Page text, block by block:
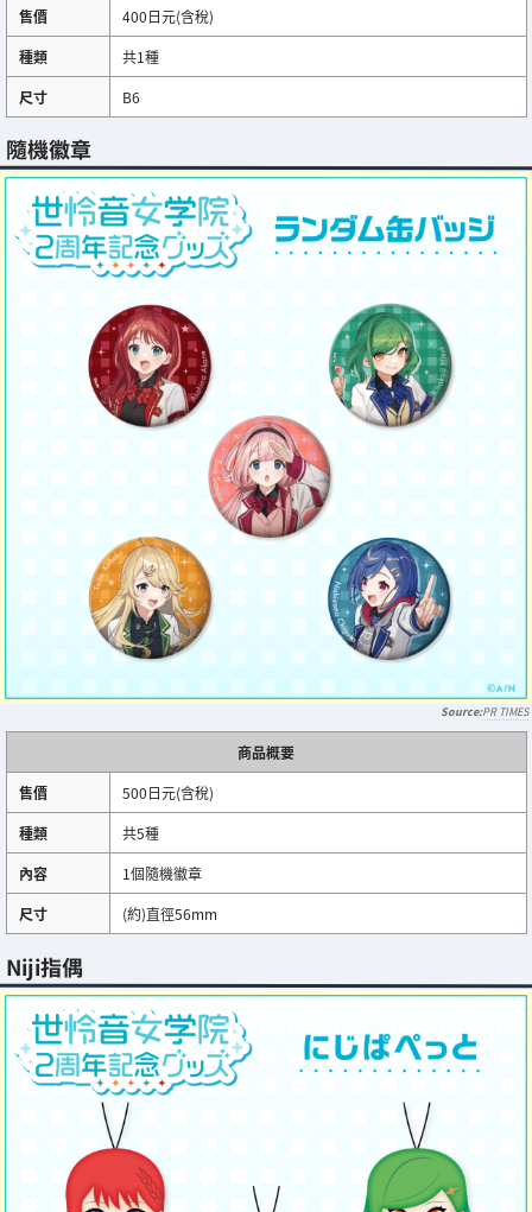
售價
400日元(含稅)
種類
共1種
尺寸
B6
隨機徽章
PR TIMES
商品概要
售價
500日元(含稅)
種類
共5種
內容
1個隨機徽章
尺寸
(約)直徑56mm
Niji指偶